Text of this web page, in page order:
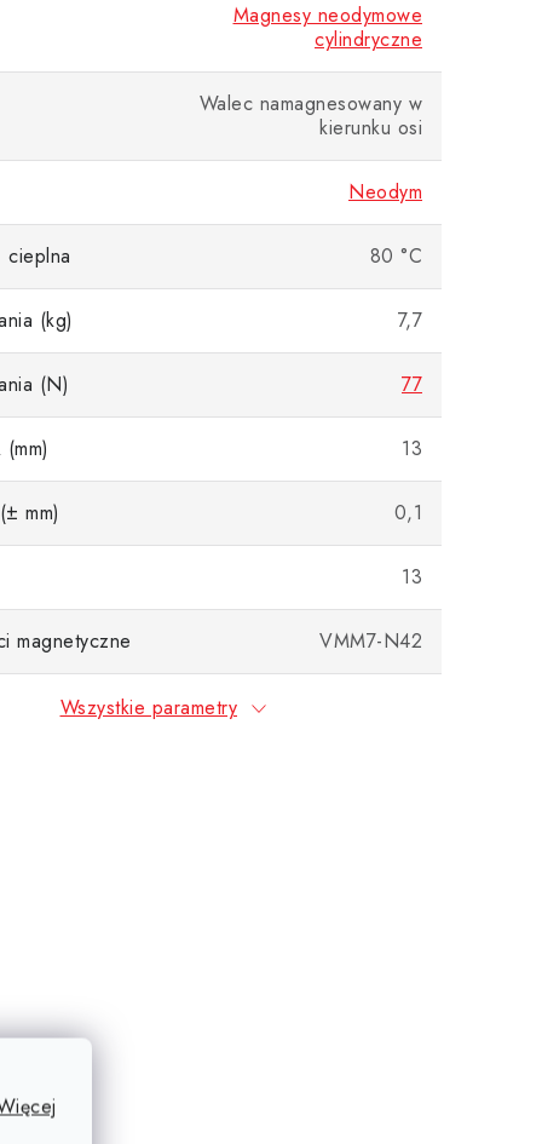
Magnesy neodymowe
cylindryczne
Walec namagnesowany w
kierunku osi
Neodym
cieplna 80 °C
(kg) 7,7
(N) 77
13
mm) 0,1
13
magnetyczne VMM7-N42
Wszystkie parametry